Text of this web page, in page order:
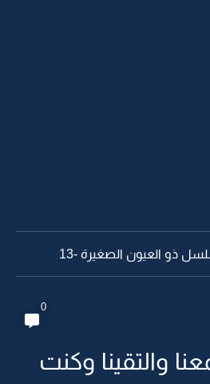
ذو العيون الصغيرة -12
0
والتقينا وكنت